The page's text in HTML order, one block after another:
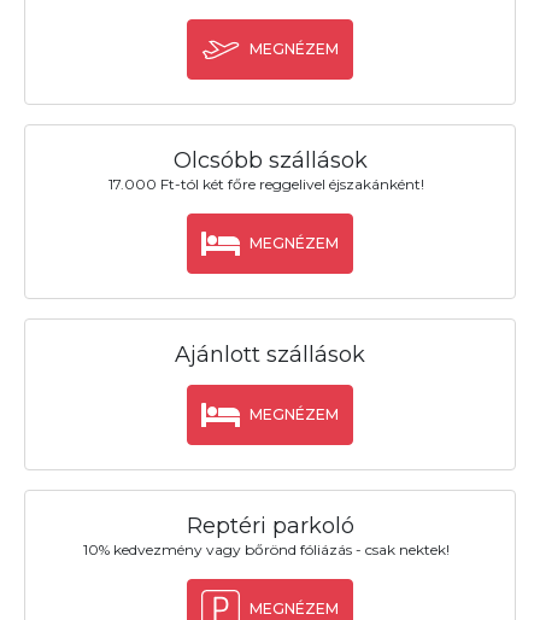
MEGNÉZEM
Olcsóbb szállások
17.000 Ft-tól két főre reggelivel éjszakánként!
MEGNÉZEM
Ajánlott szállások
MEGNÉZEM
Reptéri parkoló
10% kedvezmény vagy bőrönd fóliázás - csak nektek!
MEGNÉZEM